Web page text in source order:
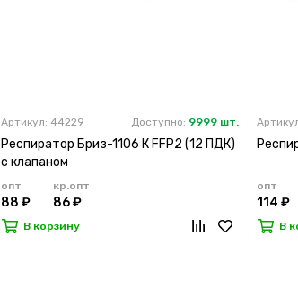
Артикул: 44229 Доступно: 9999 шт.
Респиратор Бриз-1106 К FFP2 (12 ПДК)
с клапаном
опт
88 ₽
кр.опт
86 ₽
В корзину
опт
114 ₽
В